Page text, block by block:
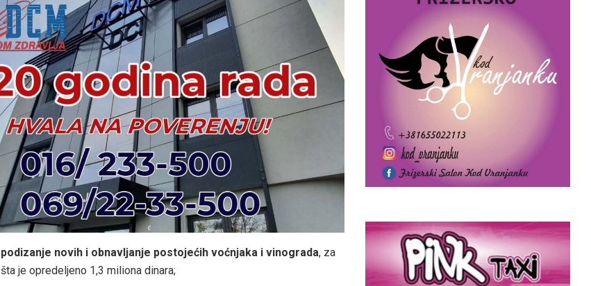
podizanje novih i obnavljanje postojećih voćnjaka i vinograda, za
šta je opredeljeno 1,3 miliona dinara;